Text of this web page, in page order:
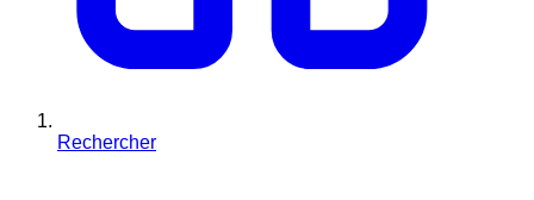
Rechercher